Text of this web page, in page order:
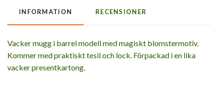
INFORMATION RECENSIONER
Vacker mugg i barrel modell med magiskt blomstermotiv.
Kommer med praktiskt tesil och lock. Förpackad i en lika
vacker presentkartong.